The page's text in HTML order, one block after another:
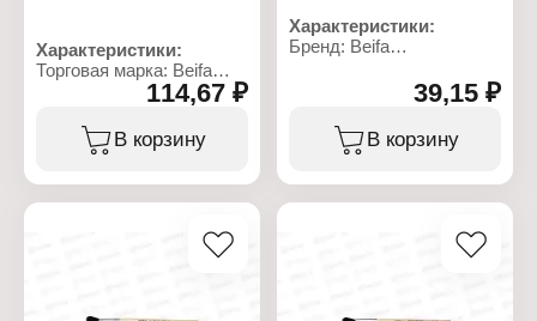
Характеристики:
Торговая марка: Beifa
Артикул: ASC041
Тип товара: Зажим для
бумаг
Цвет: черный
114,67 ₽
В корзину
Характеристики:
Бренд: Beifa
Тип товара: Кисть
художественная
Модель: № 10
Вид ворса: белка
Материал ручки: дерево
39,15 ₽
В корзину